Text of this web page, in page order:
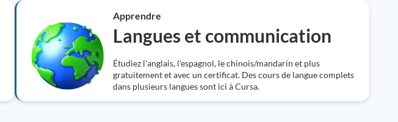
Apprendre
Langues et communication
Étudiez l'anglais, l'espagnol, le chinois/mandarin et plus
gratuitement et avec un certificat. Des cours de langue complets
dans plusieurs langues sont ici à Cursa.